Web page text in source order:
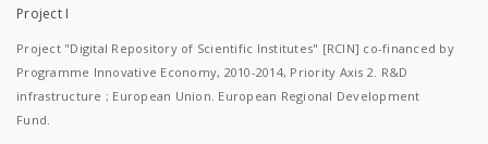
Project I
Project "Digital Repository of Scientific Institutes" [RCIN] co-financed by
Programme Innovative Economy, 2010-2014, Priority Axis 2. R&D
infrastructure ; European Union. European Regional Development
Fund.